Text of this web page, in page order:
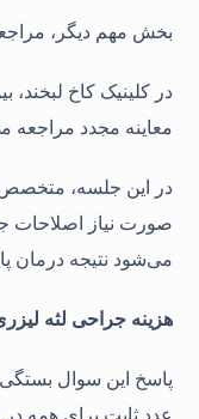
بخش مهم دیگر،
در کلینیک کاخ لبخند،
معاینه مجدد مراجعه
در این جلسه، متخصص
صورت نیاز اصلاحات
می‌شود نتیجه درمان
هزینه جراحی لثه
پاسخ این سوال بستگی